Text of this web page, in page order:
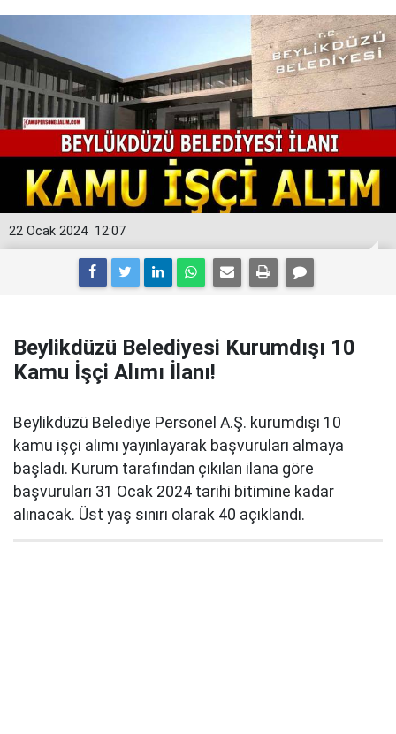
12:07
22 Ocak 2024
Beylikdüzü Belediyesi Kurumdışı 10
Kamu İşçi Alımı İlanı!
Beylikdüzü Belediye Personel A.Ş. kurumdışı 10
kamu işçi alımı yayınlayarak başvuruları almaya
başladı. Kurum tarafından çıkılan ilana göre
başvuruları 31 Ocak 2024 tarihi bitimine kadar
alınacak. Üst yaş sınırı olarak 40 açıklandı.